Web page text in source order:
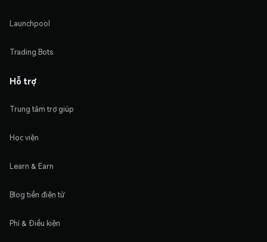
Launchpool
Trading Bots
Hỗ trợ
Trung tâm trợ giúp
Học viện
Learn & Earn
Blog tiền điện tử
Phí & Điều kiện